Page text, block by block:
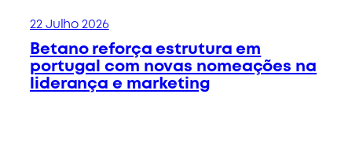
22 Julho 2026
Betano reforça estrutura em
portugal com novas nomeações na
liderança e marketing